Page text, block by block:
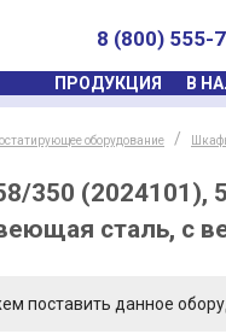
8 (800) 555-
ПРОДУКЦИЯ В
оборудование
350 (2024101),
сталь, с
поставить данное